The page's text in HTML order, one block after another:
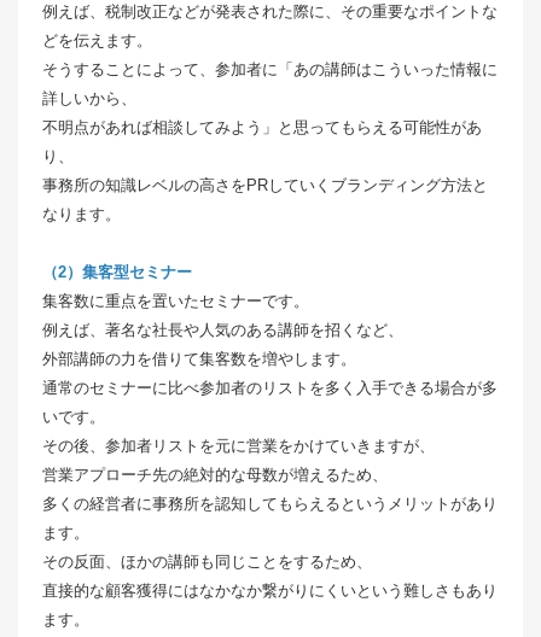
例えば、税制改正などが発表された際に、その重要なポイントな
どを伝えます。
そうすることによって、参加者に「あの講師はこういった情報に
詳しいから、
不明点があれば相談してみよう」と思ってもらえる可能性があ
り、
事務所の知識レベルの高さをPRしていくブランディング方法と
なります。
（2）集客型セミナー
集客数に重点を置いたセミナーです。
例えば、著名な社長や人気のある講師を招くなど、
外部講師の力を借りて集客数を増やします。
通常のセミナーに比べ参加者のリストを多く入手できる場合が多
いです。
その後、参加者リストを元に営業をかけていきますが、
営業アプローチ先の絶対的な母数が増えるため、
多くの経営者に事務所を認知してもらえるというメリットがあり
ます。
その反面、ほかの講師も同じことをするため、
直接的な顧客獲得にはなかなか繋がりにくいという難しさもあり
ます。